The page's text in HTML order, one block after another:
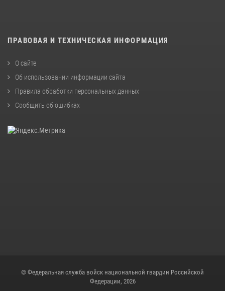
ПРАВОВАЯ И ТЕХНИЧЕСКАЯ ИНФОРМАЦИЯ
О сайте
Об использовании информации сайта
Правила обработки персональных данных
Сообщить об ошибках
© Федеральная служба войск национальной гвардии Российской
Федерации, 2026